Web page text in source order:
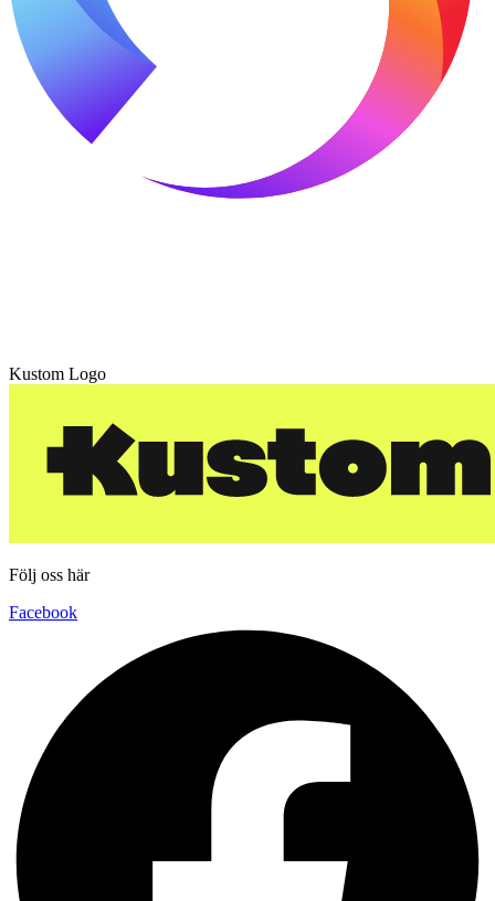
Kustom Logo
Följ oss här
Facebook